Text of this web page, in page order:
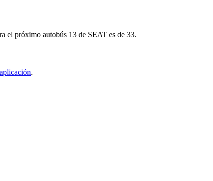
el próximo autobús 13 de SEAT es de 33.
.